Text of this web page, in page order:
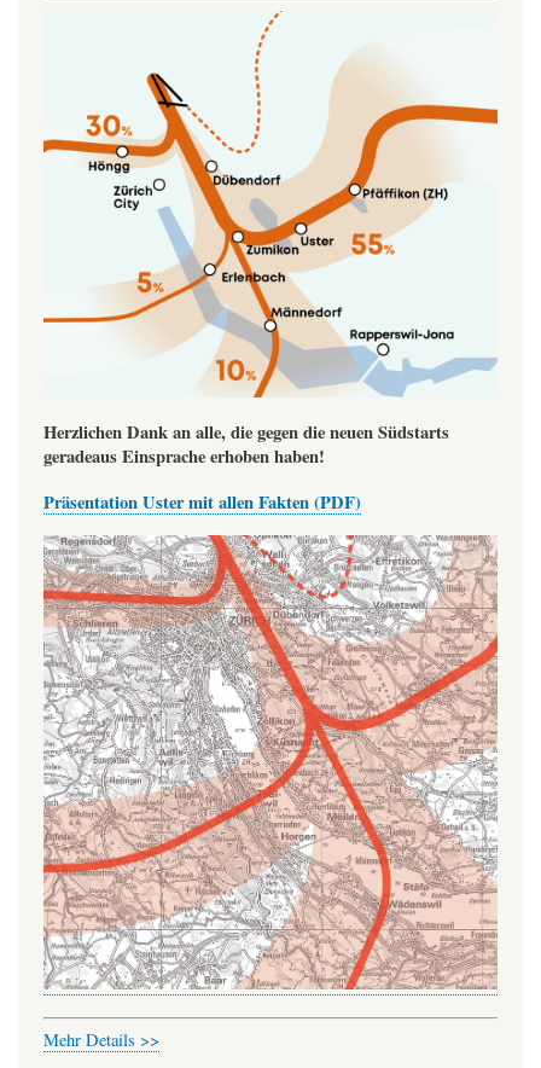
Herzlichen Dank an alle, die gegen die neuen Südstarts
geradeaus Einsprache erhoben haben!
Präsentation Uster mit allen Fakten (PDF)
Mehr Details >>